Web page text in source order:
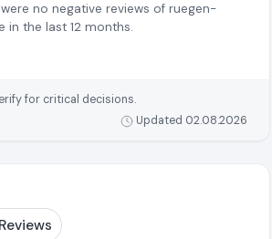
no negative reviews of ruegen-
in the last 12 months.
for critical decisions.
Updated 02.08.2026